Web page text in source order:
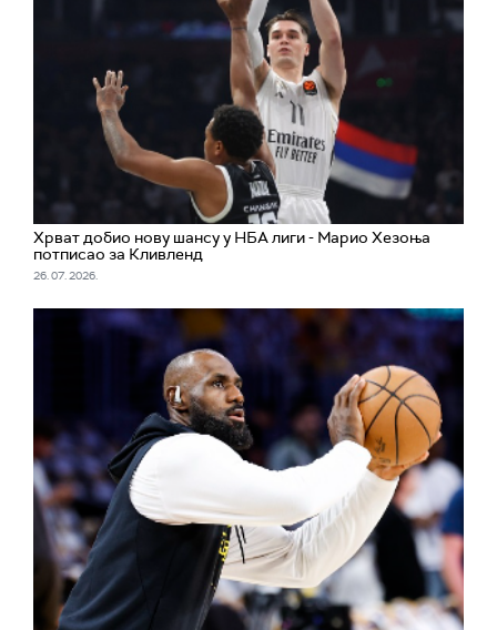
Хрват добио нову шансу у НБА лиги - Марио Хезоња
потписао за Кливленд
26. 07. 2026.